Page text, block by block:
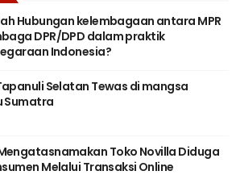
Hubungan kelembagaan antara MPR
DPR/DPD dalam praktik
Indonesia?
Selatan Tewas di mangsa
Sumatra
Toko Novilla Diduga
Melalui Transaksi Online